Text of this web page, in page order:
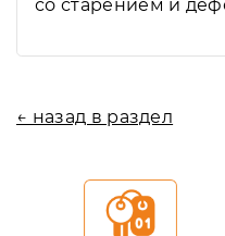
со старением и
← назад в раздел